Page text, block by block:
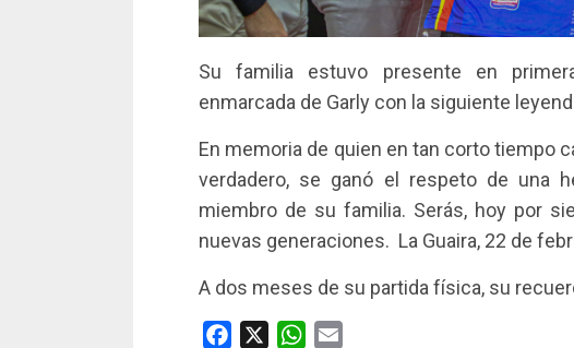
Su familia estuvo presente en
enmarcada de Garly con la siguiente
En memoria de quien en tan corto tiempo
verdadero, se ganó el respeto de una
miembro de su familia. Serás, hoy por
nuevas generaciones. La Guaira, 22 de
A dos meses de su partida física, su
Facebook WhatsApp